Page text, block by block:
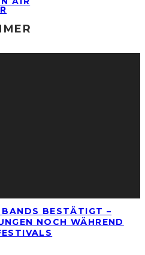
BESTÄTIGT –
NOCH WÄHREND